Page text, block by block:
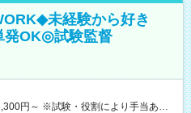
未経験から好き
発OK◎試験監督